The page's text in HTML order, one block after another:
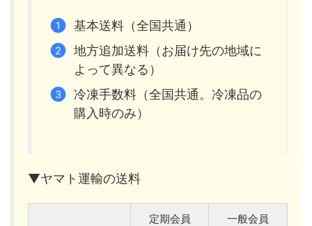
基本送料（全国共通）
地方追加送料（お届け先の地域に
よって異なる）
冷凍手数料（全国共通。冷凍品の
購入時のみ）
▼ヤマト運輸の送料
定期会員 一般会員